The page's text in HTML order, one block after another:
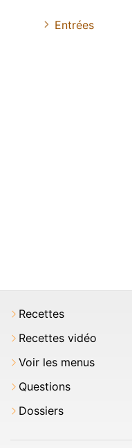
Entrées
Recettes
Recettes vidéo
Voir les menus
Questions
Dossiers